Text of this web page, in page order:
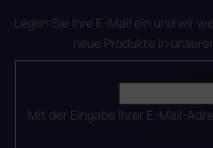
Legen Sie Ihre E-Mail ein und wir
neue Produkte in
Mit der Eingabe Ihrer E-Mail-